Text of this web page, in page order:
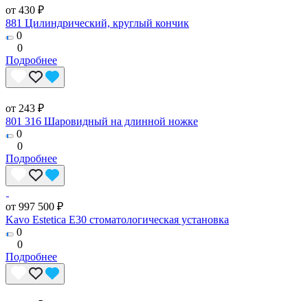
от 430 ₽
881 Цилиндрический, круглый кончик
0
0
Подробнее
от 243 ₽
801 316 Шаровидный на длинной ножке
0
0
Подробнее
от 997 500 ₽
Kavo Estetica E30 стоматологическая установка
0
0
Подробнее